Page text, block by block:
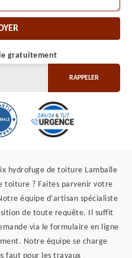
gratuitement
hydrofuge de toiture Lamballe
toiture ? Faites parvenir votre
équipe d’artisan spécialiste
de toute requête. Il suffit
via le formulaire en ligne
Notre équipe se charge
faut pour les travaux